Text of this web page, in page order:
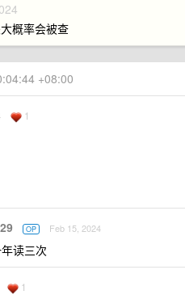
概率会被查
+08:00
1
OP Feb 15, 2024
读三次
1